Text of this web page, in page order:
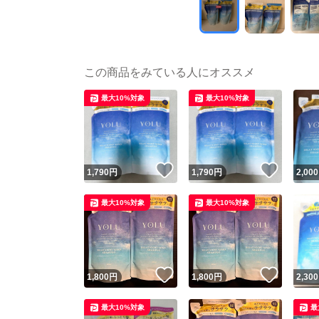
この商品をみている人にオススメ
1,790円 いいね！
最大10%対象
1,790円 いいね
最大10%対象
2,000
1,800円 いいね！
最大10%対象
1,800円 いいね
最大10%対象
2,300
最大10%対象 最